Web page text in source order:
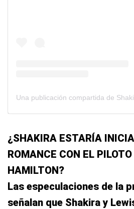
¿SHAKIRA ESTARÍA
ROMANCE CON EL
HAMILTON?
Las especulaciones de la
señalan que Shakira y